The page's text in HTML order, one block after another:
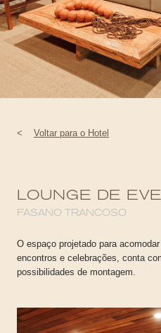
HISTÓRIA
SUSTENTABILIDADE
CONTATO
< Voltar para o Hotel
LOUNGE DE
FASANO TRANCOSO
O espaço projetado para
encontros e celebrações, conta
possibilidades de montagem.